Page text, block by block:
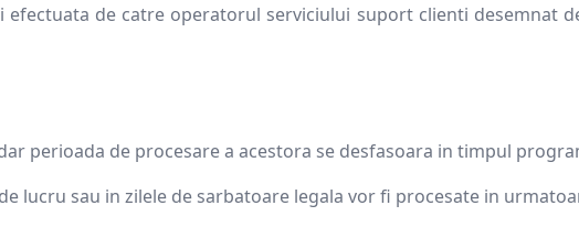
efectuata de catre operatorul serviciului suport clienti desemnat
perioada de procesare a acestora se desfasoara in timpul
lucru sau in zilele de sarbatoare legala vor fi procesate in